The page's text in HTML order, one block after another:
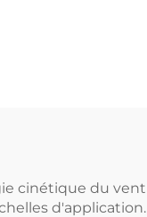
cinétique du
d'application.